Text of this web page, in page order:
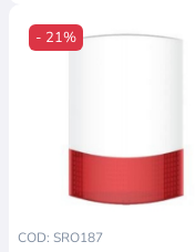
- 21%
COD: SRO187